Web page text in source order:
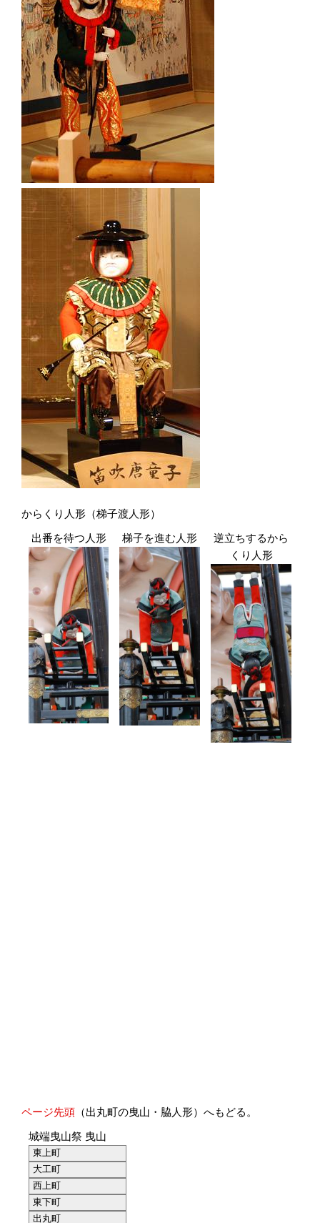
からくり人形（梯子渡人形）
出番を待つ人形 梯子を進む人形
逆立ちするから
くり人形
ページ先頭 （出丸町の曳山・脇人形）へもどる。
城端曳山祭 曳山
東上町
大工町
西上町
東下町
出丸町